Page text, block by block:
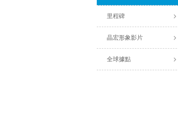
里程碑
晶宏形象影片
全球據點